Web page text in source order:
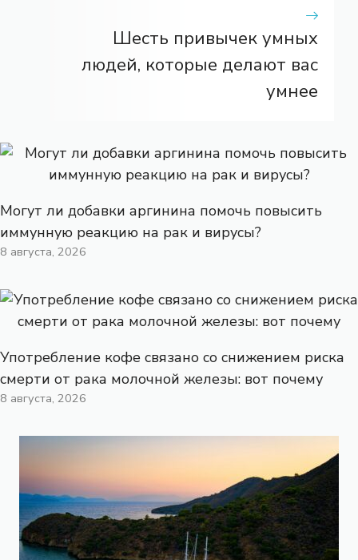
Шесть привычек умных
людей, которые делают вас
умнее
Могут ли добавки аргинина помочь повысить
иммунную реакцию на рак и вирусы?
8 августа, 2026
Употребление кофе связано со снижением риска
смерти от рака молочной железы: вот почему
8 августа, 2026